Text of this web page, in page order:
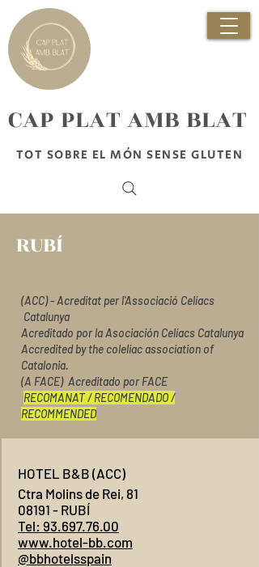
TOT SOBRE EL MÓN SENSE GLUTEN
​CAP PLAT AMB BLAT
RUBÍ
(ACC) - Acreditat per l'Associació Celíacs
Catalunya
Acreditado por la Asociación Celíacs Catalunya
Accredited by the coleliac association of
Catalonia.
(A FACE) Acreditado por FACE
RECOMANAT / RECOMENDADO /
RECOMMENDED
HOTEL B&B (ACC)
Ctra Molins de Rei, 81
08191 - RUBÍ
Tel: 93.697.76.00
www.hotel-bb.com
@bbhotelsspain